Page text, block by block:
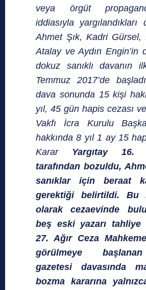
veya örgüt
iddiasıyla yargılandıkları
Ahmet Şık, Kadri Gürsel,
Atalay ve Aydın Engin’in
dokuz sanıklı davanın
Temmuz 2017’de
dava sonunda 15 kişi
yıl, 45 gün hapis cezası
Vakfı İcra Kurulu
hakkında 8 yıl 1 ay 15
Karar Yargıtay 16.
tarafından bozuldu,
sanıklar için beraat
gerektiği belirtildi. Bu
olarak cezaevinde
beş eski yazarı
27. Ağır Ceza
görülmeye
gazetesi davasında
bozma kararına